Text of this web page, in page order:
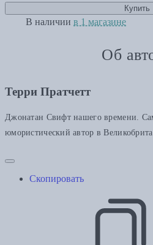
Купить
В наличии в 1 магазине
Об
Терри Пратчетт
Джонатан Свифт нашего времени.
юмористический автор в
Скопировать